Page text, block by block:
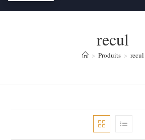
recul
> Produits > recul